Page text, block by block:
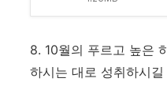
8. 10월의 푸르고 높은
하시는 대로 성취하시